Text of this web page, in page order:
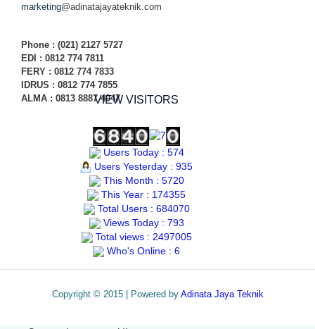
marketing@adinatajayateknik.com
Phone : (021) 2127 5727
EDI : 0812 774 7811
FERY : 0812 774 7833
IDRUS : 0812 774 7855
ALMA : 0813 8887 4047VIEW VISITORS
Users Today : 574
Users Yesterday : 935
This Month : 5720
This Year : 174355
Total Users : 684070
Views Today : 793
Total views : 2497005
Who's Online : 6
Copyright © 2015 | Powered by Adinata Jaya Teknik